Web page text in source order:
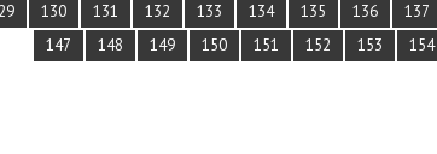
130 131 132 133 134 135 136 137
147
148 149 150 151 152 153 154